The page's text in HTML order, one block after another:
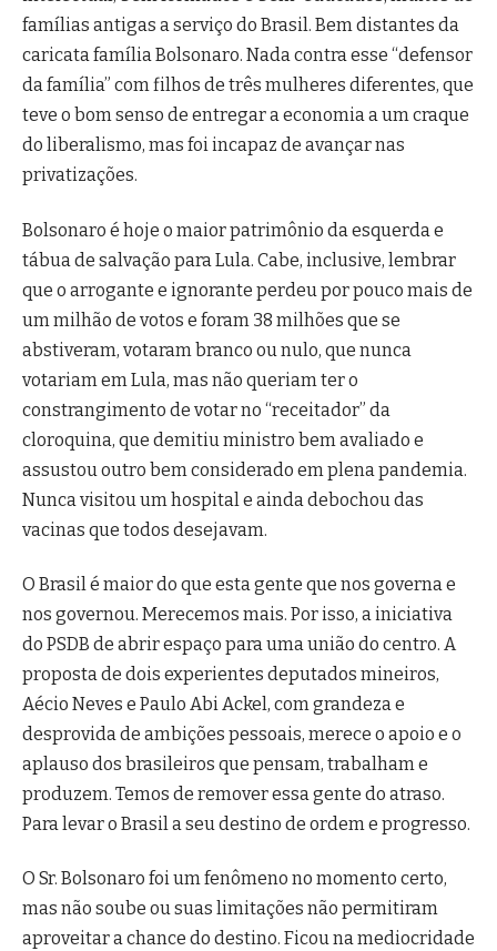
famílias antigas a serviço do Brasil. Bem distantes da
caricata família Bolsonaro. Nada contra esse “defensor
da família” com filhos de três mulheres diferentes, que
teve o bom senso de entregar a economia a um craque
do liberalismo, mas foi incapaz de avançar nas
privatizações.
Bolsonaro é hoje o maior patrimônio da esquerda e
tábua de salvação para Lula. Cabe, inclusive, lembrar
que o arrogante e ignorante perdeu por pouco mais de
um milhão de votos e foram 38 milhões que se
abstiveram, votaram branco ou nulo, que nunca
votariam em Lula, mas não queriam ter o
constrangimento de votar no “receitador” da
cloroquina, que demitiu ministro bem avaliado e
assustou outro bem considerado em plena pandemia.
Nunca visitou um hospital e ainda debochou das
vacinas que todos desejavam.
O Brasil é maior do que esta gente que nos governa e
nos governou. Merecemos mais. Por isso, a iniciativa
do PSDB de abrir espaço para uma união do centro. A
proposta de dois experientes deputados mineiros,
Aécio Neves e Paulo Abi Ackel, com grandeza e
desprovida de ambições pessoais, merece o apoio e o
aplauso dos brasileiros que pensam, trabalham e
produzem. Temos de remover essa gente do atraso.
Para levar o Brasil a seu destino de ordem e progresso.
O Sr. Bolsonaro foi um fenômeno no momento certo,
mas não soube ou suas limitações não permitiram
aproveitar a chance do destino. Ficou na mediocridade